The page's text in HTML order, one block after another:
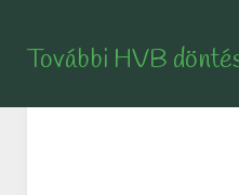
További HVB